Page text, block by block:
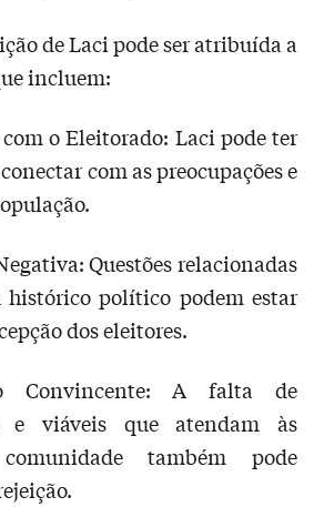
de Laci pode ser atribuída a
incluem:
o Eleitorado: Laci pode ter
com as preocupações e
Questões relacionadas
histórico político podem estar
dos eleitores.
Convincente: A falta de
e viáveis que atendam às
também pode